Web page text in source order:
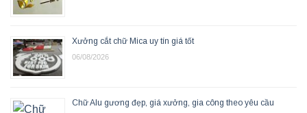
Xưởng cắt chữ Mica uy tín giá tốt
06/08/2026
Chữ Alu gương đẹp, giá xưởng, gia công theo yêu cầu